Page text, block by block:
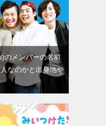
のメンバーの名前
なのかと出身地や